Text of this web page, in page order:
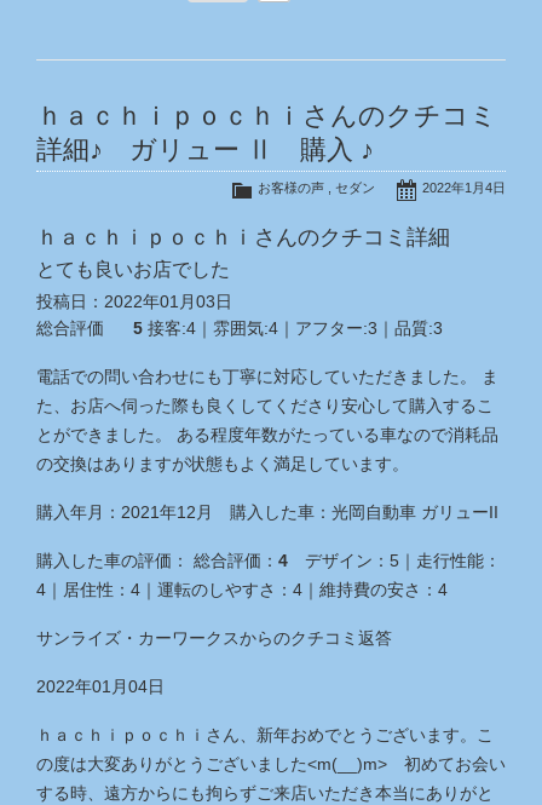
ｈａｃｈｉｐｏｃｈｉさんのクチコミ
詳細♪ ガリュー Ⅱ 購入 ♪
2022年1月4日
お客様の声 セダン
ｈａｃｈｉｐｏｃｈｉさんのクチコミ詳細
とても良いお店でした
投稿日： 2022年01月03日
総合評価
5 接客:4 ｜雰囲気:4 ｜アフター:3 ｜品質:3
電話での問い合わせにも丁寧に対応していただきました。 ま
た、お店へ伺った際も良くしてくださり安心して購入するこ
とができました。 ある程度年数がたっている車なので消耗品
の交換はありますが状態もよく満足しています。
購入年月： 2021年12月 購入した車： 光岡自動車 ガリューII
購入した車の評価： 総合評価： 4 デザイン： 5 ｜ 走行性能：
4 ｜ 居住性： 4 ｜ 運転のしやすさ： 4 ｜ 維持費の安さ： 4
サンライズ・カーワークスからのクチコミ返答
2022年01月04日
ｈａｃｈｉｐｏｃｈｉさん、新年おめでとうございます。こ
の度は大変ありがとうございました<m(__)m> 初めてお会い
する時、遠方からにも拘らずご来店いただき本当にありがと